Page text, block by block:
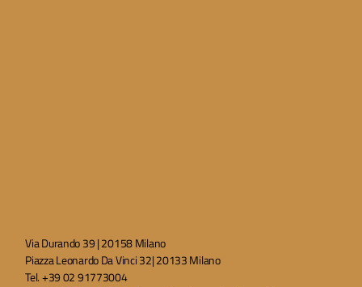
Via Durando 39 | 20158 Milano
Piazza Leonardo Da Vinci 32| 20133 Milano
Tel. +39 02 91773004